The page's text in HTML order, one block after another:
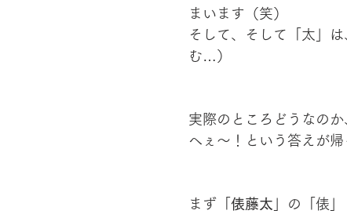
まいます（笑）
そして、そして「太」
む…）
実際のところどうなの
へぇ～！という答えが帰
まず「 俵藤太 」の「俵